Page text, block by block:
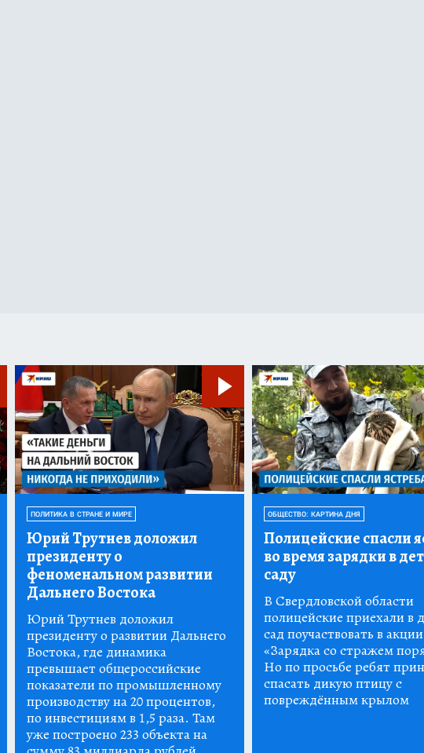
ПОЛИТИКА В СТРАНЕ И МИРЕ
Юрий Трутнев доложил
президенту о
феноменальном развитии
Дальнего Востока
Юрий Трутнев доложил
президенту о развитии Дальнего
Востока, где динамика
превышает общероссийские
показатели по промышленному
производству на 20 процентов,
по инвестициям в 1,5 раза. Там
уже построено 233 объекта на
ОБЩЕСТВО: КАРТИНА ДНЯ
Полицейские спасли
во время зарядки в
саду
В Свердловской области
полицейские приехали в
сад поучаствовать в акции
«Зарядка со стражем
Но по просьбе ребят
спасать дикую птицу с
повреждённым крылом